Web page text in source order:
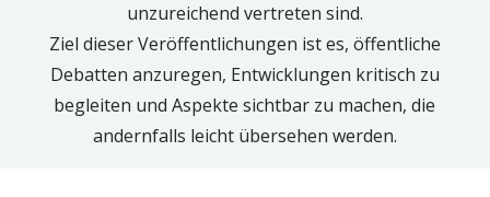
unzureichend vertreten sind.
Ziel dieser Veröffentlichungen ist es, öffentliche
Debatten anzuregen, Entwicklungen kritisch zu
begleiten und Aspekte sichtbar zu machen, die
andernfalls leicht übersehen werden.